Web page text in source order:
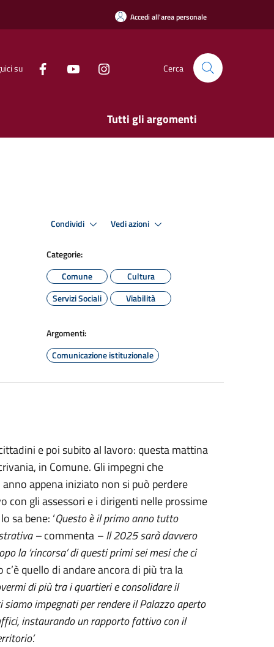
Accedi all'area personale
su Cerca
Tutti gli argomenti
Condividi Vedi azioni
Categorie:
Comune
Cultura
Servizi Sociali
Viabilità
Argomenti:
Comunicazione istituzionale
e poi subito al lavoro: questa mattina
in Comune. Gli impegni che
appena iniziato non si può perdere
gli assessori e i dirigenti nelle prossime
sa bene: ‘Questo è il primo anno tutto
–commenta– Il 2025 sarà davvero
la ‘rincorsa’ di questi primi sei mesi che ci
c’è quello di andare ancora di più tra la
di più tra i quartieri e consolidare il
impegnati per rendere il Palazzo aperto
instaurando un rapporto fattivo con il